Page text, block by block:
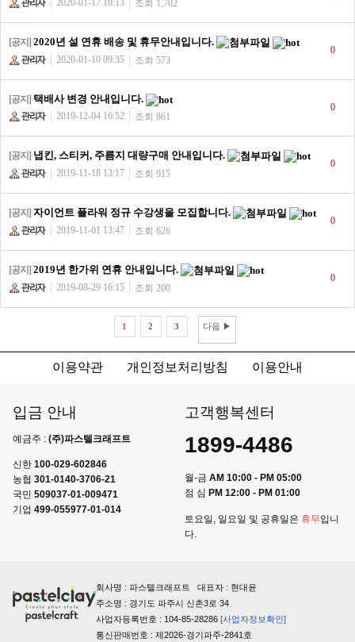
조회 1,702
[공지] 2020년 설 연휴 배송 및 휴무안내입니다.
2020-01-10 09:35 조회 573
0
[공지] 택배사 변경 안내입니다.
2019-12-04 16:52 조회 861
0
[공지] 냅킨, 스티커, 주름지 대량구매 안내입니다.
2019-11-18 13:17 조회 915
0
[공지] 자이언트 플라워 정규 수강생을 모집합니다.
2019-11-01 13:47 조회 626
0
[공지] 2019년 한가위 연휴 안내입니다.
2019-08-29 16:15 조회 200
0
1 2 3 다음 ▶
이용약관 개인정보처리방침 이용안내
입금 안내
예금주 : (주)파스텔크래프트
신한 100-029-602846
농협 301-0140-3706-21
국민 509037-01-009471
기업 499-055977-01-014
고객행복센터
1899-4486
월-금 AM 10:00 - PM 05:00
점 심 PM 12:00 - PM 01:00
토요일, 일요일 및 공휴일은 휴무입니
다.
회사명 : 파스텔크래프트 대표자 : 현대윤
주소명 : 경기도 파주시 신촌3로 34
사업자등록번호 : 104-85-28286 [사업자정보확인]
통신판매번호 : 제2026-경기파주-2841호